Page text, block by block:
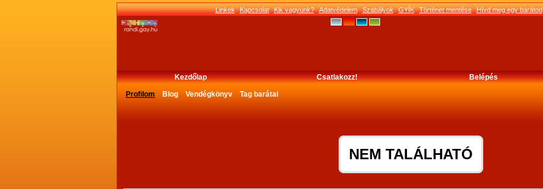
Linkek Kapcsolat Kik vagyunk? Adatvédelem Szabályok GYÍK Történet mentése Hívd meg egy barátod
Kezdőlap Csatlakozz! Belépés
Profilom
Blog Vendégkönyv Tag barátai
blogja
NEM TALÁLHATÓ